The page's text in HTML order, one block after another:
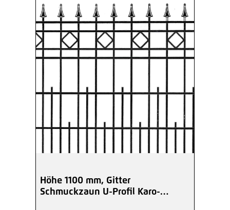
Höhe 1100 mm, Gitter
Schmuckzaun U-Profil Karo-